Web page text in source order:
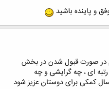
و پاینده باشید
در صورت قبول شدن در بخش
ای ، چه گرایشی و چه
کمکی برای دوستان عزیز شود